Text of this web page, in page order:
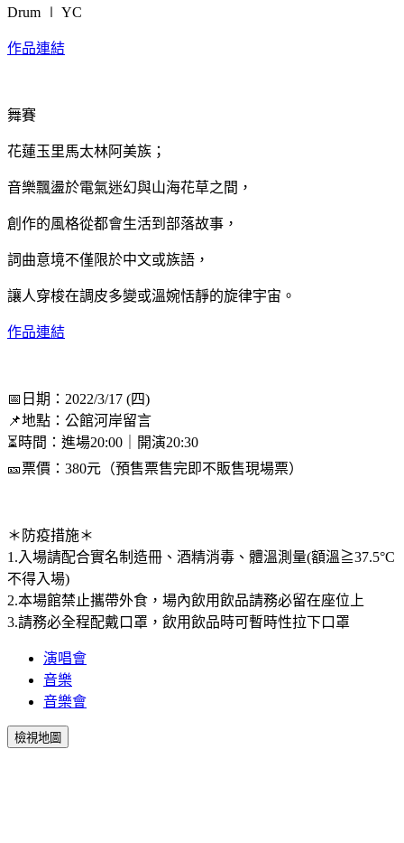
Drum ∣ YC
作品連結
舞賽
花蓮玉里馬太林阿美族；
音樂飄盪於電氣迷幻與山海花草之間，
創作的風格從都會生活到部落故事，
詞曲意境不僅限於中文或族語，
讓人穿梭在調皮多變或溫婉恬靜的旋律宇宙。
作品連結
📅日期：2022/3/17 (四)
📌地點：公館河岸留言
⏳時間：進場20:00｜開演20:30
🎫票價：380元（預售票售完即不販售現場票）
＊防疫措施＊
1.入場請配合實名制造冊、酒精消毒、體溫測量(額溫≧37.5°C
不得入場)
2.本場館禁止攜帶外食，場內飲用飲品請務必留在座位上
3.請務必全程配戴口罩，飲用飲品時可暫時性拉下口罩
演唱會
音樂
音樂會
檢視地圖